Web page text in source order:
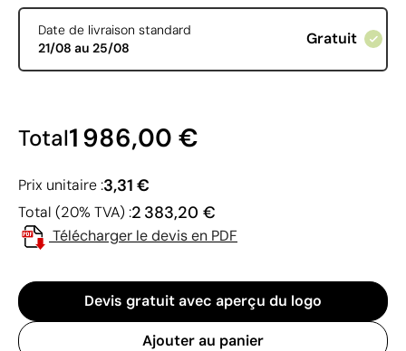
Date de livraison standard
21/08 au 25/08
Gratuit
Total1 986,00 €
Prix unitaire :3,31 €
Total (20% TVA) :2 383,20 €
Télécharger le devis en PDF
Devis gratuit avec aperçu du logo
Ajouter au panier